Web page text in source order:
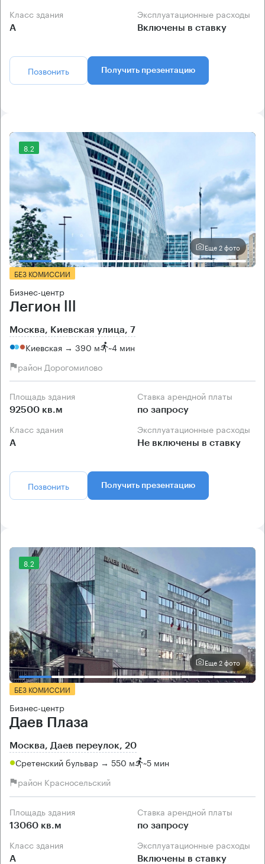
Класс здания
А
Эксплуатационные расходы
Включены в ставку
Позвонить Получить презентацию
8.2
Еще 2 фото
БЕЗ КОМИССИИ
Бизнес-центр
Легион lll
Москва, Киевская улица, 7
Киевская → 390 м ~4 мин
район Дорогомилово
Площадь здания
92500 кв.м
Ставка арендной платы
по запросу
Класс здания
А
Эксплуатационные расходы
Не включены в ставку
Позвонить Получить презентацию
8.2
Еще 2 фото
БЕЗ КОМИССИИ
Бизнес-центр
Даев Плаза
Москва, Даев переулок, 20
Сретенский бульвар → 550 м ~5 мин
район Красносельский
Площадь здания
13060 кв.м
Ставка арендной платы
по запросу
Класс здания
А
Эксплуатационные расходы
Включены в ставку